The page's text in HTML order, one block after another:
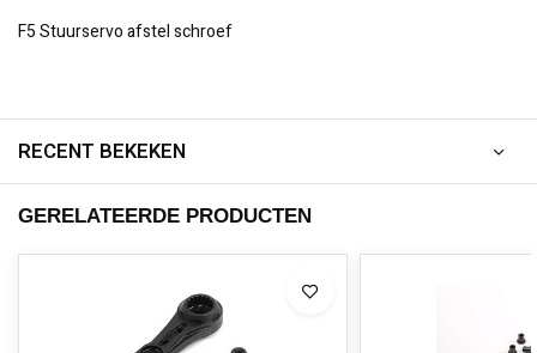
F5 Stuurservo afstel schroef
RECENT BEKEKEN
GERELATEERDE PRODUCTEN